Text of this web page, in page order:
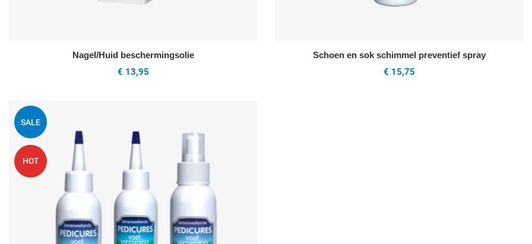
Nagel/Huid beschermingsolie
€ 13,95
Schoen en sok schimmel preventief spray
€ 15,75
toe aan mijn wenslijst
View
SALE
HOT